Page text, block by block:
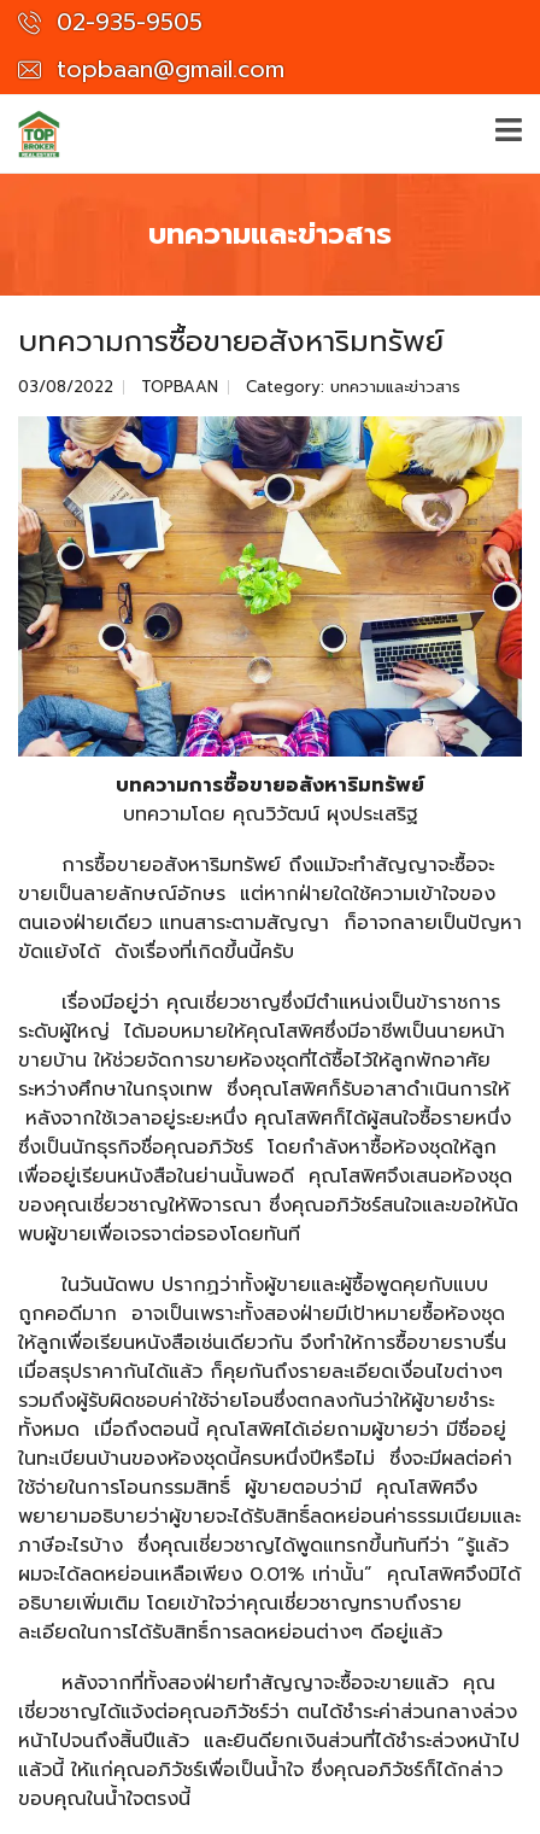
02-935-9505
topbaan@gmail.com
บทความและข่าวสาร
บทความการซื้อขายอสังหาริมทรัพย์
03/08/2022 TOPBAAN Category: บทความและข่าวสาร
บทความการซื้อขายอสังหาริมทรัพย์
บทความโดย คุณวิวัฒน์ ผุงประเสริฐ
การซื้อขายอสังหาริมทรัพย์ ถึงแม้จะทำสัญญาจะซื้อจะ
ขายเป็นลายลักษณ์อักษร แต่หากฝ่ายใดใช้ความเข้าใจของ
ตนเองฝ่ายเดียว แทนสาระตามสัญญา ก็อาจกลายเป็นปัญหา
ขัดแย้งได้ ดังเรื่องที่เกิดขึ้นนี้ครับ
เรื่องมีอยู่ว่า คุณเชี่ยวชาญซึ่งมีตำแหน่งเป็นข้าราชการ
ระดับผู้ใหญ่ ได้มอบหมายให้คุณโสพิศซึ่งมีอาชีพเป็นนายหน้า
ขายบ้าน ให้ช่วยจัดการขายห้องชุดที่ได้ซื้อไว้ให้ลูกพักอาศัย
ระหว่างศึกษาในกรุงเทพ ซึ่งคุณโสพิศก็รับอาสาดำเนินการให้
หลังจากใช้เวลาอยู่ระยะหนึ่ง คุณโสพิศก็ได้ผู้สนใจซื้อรายหนึ่ง
ซึ่งเป็นนักธุรกิจชื่อคุณอภิวัชร์ โดยกำลังหาซื้อห้องชุดให้ลูก
เพื่ออยู่เรียนหนังสือในย่านนั้นพอดี คุณโสพิศจึงเสนอห้องชุด
ของคุณเชี่ยวชาญให้พิจารณา ซึ่งคุณอภิวัชร์สนใจและขอให้นัด
พบผู้ขายเพื่อเจรจาต่อรองโดยทันที
ในวันนัดพบ ปรากฏว่าทั้งผู้ขายและผู้ซื้อพูดคุยกับแบบ
ถูกคอดีมาก อาจเป็นเพราะทั้งสองฝ่ายมีเป้าหมายซื้อห้องชุด
ให้ลูกเพื่อเรียนหนังสือเช่นเดียวกัน จึงทำให้การซื้อขายราบรื่น
เมื่อสรุปราคากันได้แล้ว ก็คุยกันถึงรายละเอียดเงื่อนไขต่างๆ
รวมถึงผู้รับผิดชอบค่าใช้จ่ายโอนซึ่งตกลงกันว่าให้ผู้ขายชำระ
ทั้งหมด เมื่อถึงตอนนี้ คุณโสพิศได้เอ่ยถามผู้ขายว่า มีชื่ออยู่
ในทะเบียนบ้านของห้องชุดนี้ครบหนึ่งปีหรือไม่ ซึ่งจะมีผลต่อค่า
ใช้จ่ายในการโอนกรรมสิทธิ์ ผู้ขายตอบว่ามี คุณโสพิศจึง
พยายามอธิบายว่าผู้ขายจะได้รับสิทธิ์ลดหย่อนค่าธรรมเนียมและ
ภาษีอะไรบ้าง ซึ่งคุณเชี่ยวชาญได้พูดแทรกขึ้นทันทีว่า “รู้แล้ว
ผมจะได้ลดหย่อนเหลือเพียง 0.01% เท่านั้น” คุณโสพิศจึงมิได้
อธิบายเพิ่มเติม โดยเข้าใจว่าคุณเชี่ยวชาญทราบถึงราย
ละเอียดในการได้รับสิทธิ์การลดหย่อนต่างๆ ดีอยู่แล้ว
หลังจากที่ทั้งสองฝ่ายทำสัญญาจะซื้อจะขายแล้ว คุณ
เชี่ยวชาญได้แจ้งต่อคุณอภิวัชร์ว่า ตนได้ชำระค่าส่วนกลางล่วง
หน้าไปจนถึงสิ้นปีแล้ว และยินดียกเงินส่วนที่ได้ชำระล่วงหน้าไป
แล้วนี้ ให้แก่คุณอภิวัชร์เพื่อเป็นน้ำใจ ซึ่งคุณอภิวัชร์ก็ได้กล่าว
ขอบคุณในน้ำใจตรงนี้